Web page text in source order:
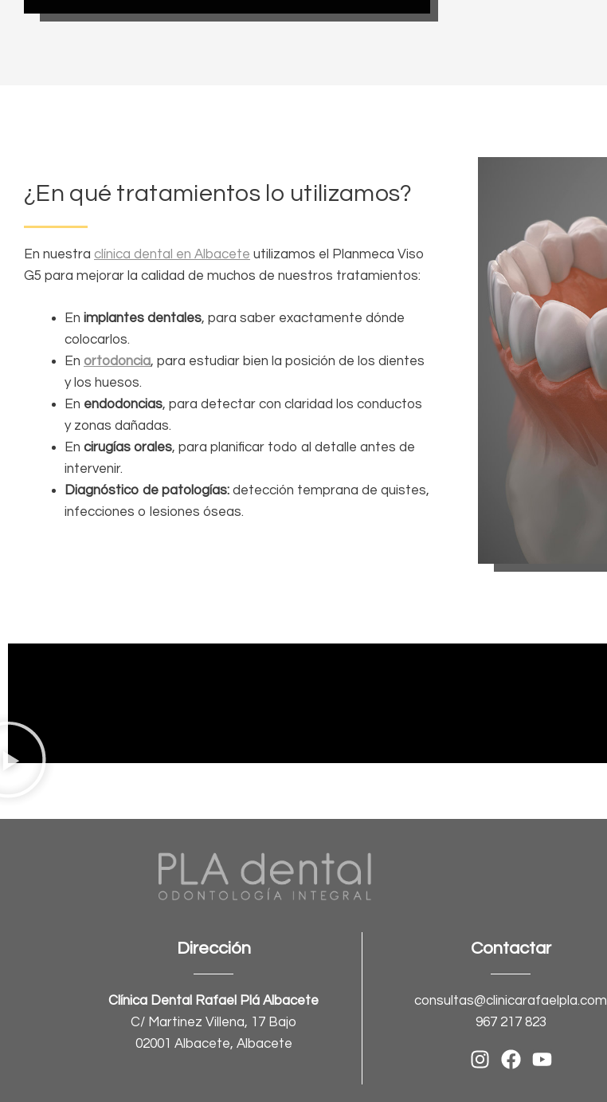
¿En qué tratamientos lo utilizamos?
En nuestra clínica dental en Albacete utilizamos el Planmeca Viso
G5 para mejorar la calidad de muchos de nuestros tratamientos:
En implantes dentales, para saber exactamente dónde
colocarlos.
En ortodoncia, para estudiar bien la posición de los dientes
y los huesos.
En endodoncias, para detectar con claridad los conductos
y zonas dañadas.
En cirugías orales, para planificar todo al detalle antes de
intervenir.
Diagnóstico de patologías: detección temprana de quistes,
infecciones o lesiones óseas.
Dirección
Clínica Dental Rafael Plá Albacete
C/ Martinez Villena, 17 Bajo
02001 Albacete, Albacete
Contactar
consultas@clinicarafaelpla.com
967 217 823